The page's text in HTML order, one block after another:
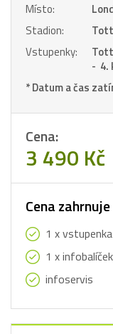
Místo:
Stadion:
Vstupenky:
- 4.
* Datum a čas
Cena:
3 490 Kč
Cena zahrnuje
1 x vstupenka
1 x infobalíček
infoservis